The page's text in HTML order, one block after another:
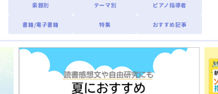
楽器別 テーマ別 ピアノ指導者
書籍/電子書籍 特集 おすすめ記事